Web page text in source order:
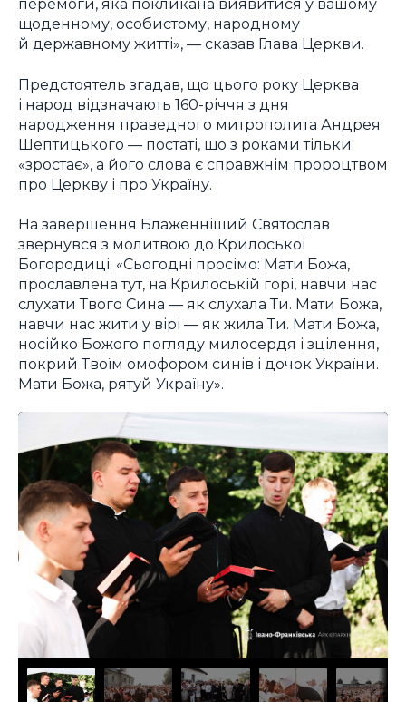
перемоги, яка покликана виявитися у вашому
щоденному, особистому, народному
й державному житті», — сказав Глава Церкви.
Предстоятель згадав, що цього року Церква
і народ відзначають 160-річчя з дня
народження праведного митрополита Андрея
Шептицького — постаті, що з роками тільки
«зростає», а його слова є справжнім пророцтвом
про Церкву і про Україну.
На завершення Блаженніший Святослав
звернувся з молитвою до Крилоської
Богородиці: «Сьогодні просімо: Мати Божа,
прославлена тут, на Крилоській горі, навчи нас
слухати Твого Сина — як слухала Ти. Мати Божа,
навчи нас жити у вірі — як жила Ти. Мати Божа,
носійко Божого погляду милосердя і зцілення,
покрий Твоїм омофором синів і дочок України.
Мати Божа, рятуй Україну».